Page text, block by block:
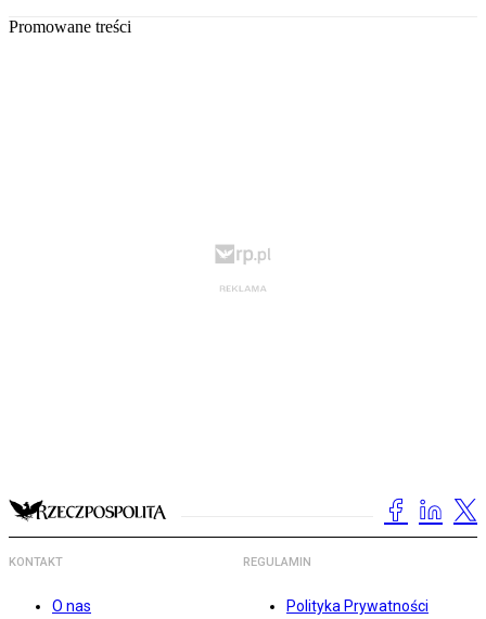
Promowane treści
KONTAKT
O nas
REGULAMIN
Polityka Prywatności